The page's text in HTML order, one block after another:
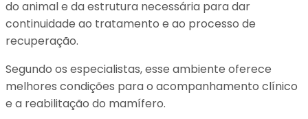
do animal e da estrutura necessária para dar
continuidade ao tratamento e ao processo de
recuperação.
Segundo os especialistas, esse ambiente oferece
melhores condições para o acompanhamento clínico
e a reabilitação do mamífero.